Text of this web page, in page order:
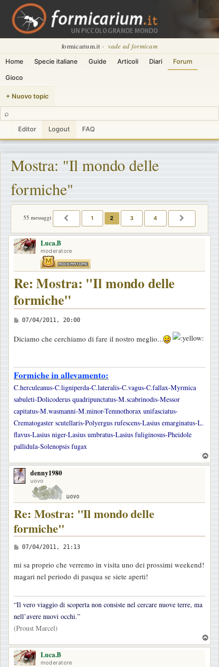
formicarium.it · vade ad formicam
Home Specie italiane Guide Articoli Diari Forum
Gioco
+ Nuovo topic
⌕
Editor Logout FAQ
🌙
Mostra: "Il mondo delle
formiche"
55 messaggi PRECEDENTE
1 2 3 4
Luca.B
moderatore
Re: Mostra: "Il mondo delle
formiche"
M
s
a
g
g
i
o
07/04/2011, 20:00
Diciamo che cerchiamo di fare il nostro meglio...
Formiche in allevamento:
C.herculeanus-C.ligniperda-C.lateralis-C.vagus-C.fallax-Myrmica
sabuleti-Dolicoderus quadripunctatus-M.scabrinodis-Messor
capitatus-M.wasmanni-M.minor-Temnothorax unifasciatus-
Crematogaster scutellaris-Polyergus rufescens-Lasius emarginatus-L.
flavus-Lasius niger-Lasius umbratus-Lasius fuliginosus-Pheidole
pallidula-Solenopsis fugax
o
denny1980
uovo
Re: Mostra: "Il mondo delle
formiche"
M
s
s
g
g
i
07/04/2011, 21:13
mi sa proprio che verremo in visita uno dei prossimi weekend!
magari nel periodo di pasqua se siete aperti!
“Il vero viaggio di scoperta non consiste nel cercare nuove terre, ma
nell’avere nuovi occhi.”
(Proust Marcel)
o
Luca.B
moderatore